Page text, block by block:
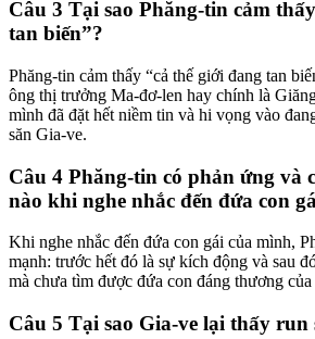
Câu 3 Tại sao Phăng-tin cảm
tan biến”?
Phăng-tin cảm thấy “cả thế giới đang tan
ông thị trưởng Ma-đơ-len hay chính là
mình đã đặt hết niềm tin và hi vọng vào
săn Gia-ve.
Câu 4 Phăng-tin có phản ứng và
nào khi nghe nhắc đến đứa con
Khi nghe nhắc đến đứa con gái của mình,
mạnh: trước hết đó là sự kích động và sau
mà chưa tìm được đứa con đáng thương
Câu 5 Tại sao Gia-ve lại thấy run